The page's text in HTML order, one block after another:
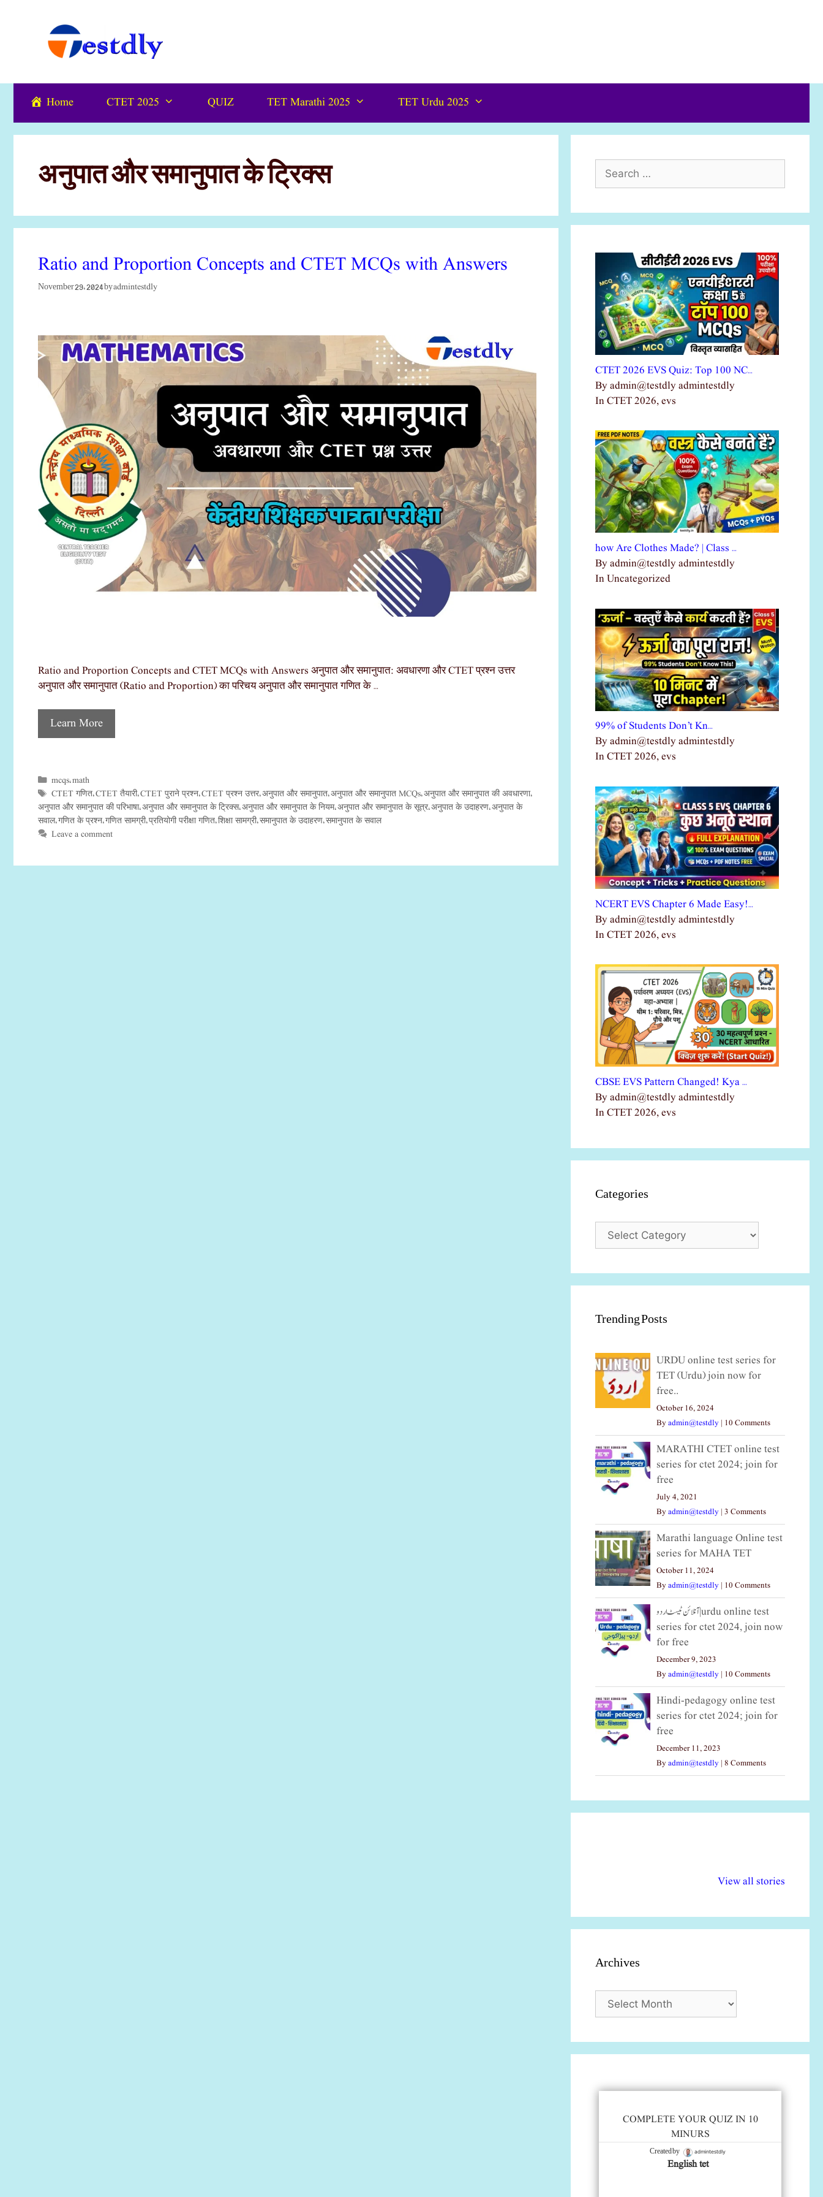
Home CTET 2025 QUIZ TET Marathi 2025 TET Urdu 2025
अनुपात और समानुपात के ट्रिक्स
Ratio and Proportion Concepts and CTET MCQs with Answers
November 29, 2024 byadmintestdly
Ratio and Proportion Concepts and CTET MCQs with Answers अनुपात और समानुपात: अवधारणा और CTET प्रश्न उत्तर
अनुपात और समानुपात (Ratio and Proportion) का परिचय अनुपात और समानुपात गणित के …
Learn More
Categories
mcqs, math
Tags
CTET गणित, CTET तैयारी, CTET पुराने प्रश्न, CTET प्रश्न उत्तर, अनुपात और समानुपात, अनुपात और समानुपात MCQs, अनुपात और समानुपात की अवधारणा,
अनुपात और समानुपात की परिभाषा, अनुपात और समानुपात के ट्रिक्स, अनुपात और समानुपात के नियम, अनुपात और समानुपात के सूत्र, अनुपात के उदाहरण, अनुपात के
सवाल, गणित के प्रश्न, गणित सामग्री, प्रतियोगी परीक्षा गणित, शिक्षा सामग्री, समानुपात के उदाहरण, समानुपात के सवाल
Leave a comment
CTET 2026 EVS Quiz: Top 100 NC…
By admin@testdly admintestdly
In CTET 2026, evs
how Are Clothes Made? | Class …
By admin@testdly admintestdly
In Uncategorized
99% of Students Don’t Kn…
By admin@testdly admintestdly
In CTET 2026, evs
NCERT EVS Chapter 6 Made Easy!…
By admin@testdly admintestdly
In CTET 2026, evs
CBSE EVS Pattern Changed! Kya …
By admin@testdly admintestdly
In CTET 2026, evs
Categories
Categories
Trending Posts
URDU online test series for
TET (Urdu) join now for
free..
October 16, 2024
Byadmin@testdly | 10 Comments
MARATHI CTET online test
series for ctet 2024; join for
free
July 4, 2021
Byadmin@testdly | 3 Comments
Marathi language Online test
series for MAHA TET
October 11, 2024
Byadmin@testdly | 10 Comments
آنلائن ٹیسٹ اردو|urdu online test
series for ctet 2024, join now
for free
December 9, 2023
Byadmin@testdly | 10 Comments
Hindi-pedagogy online test
series for ctet 2024; join for
free
December 11, 2023
Byadmin@testdly | 8 Comments
View all stories
अधिकार दिवस| 18
Archives
Archives
COMPLETE YOUR QUIZ IN 10
MINURS
Created by admintestdly
English tet